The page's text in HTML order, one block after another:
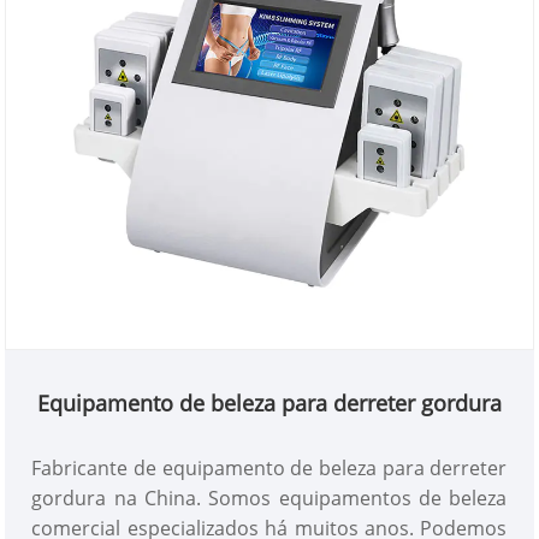
Equipamento de beleza para derreter gordura
Fabricante de equipamento de beleza para derreter
gordura na China. Somos equipamentos de beleza
comercial especializados há muitos anos. Podemos